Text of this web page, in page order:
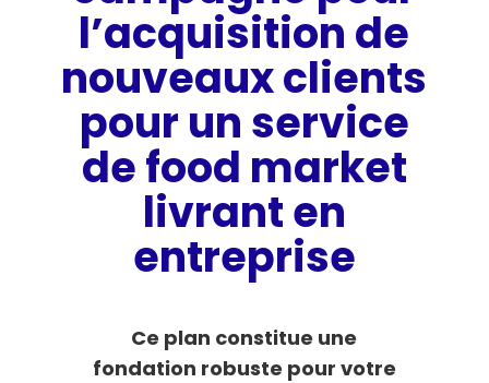
l’acquisition de
nouveaux clients
pour un service
de food market
livrant en
entreprise
Ce plan constitue une
fondation robuste pour votre